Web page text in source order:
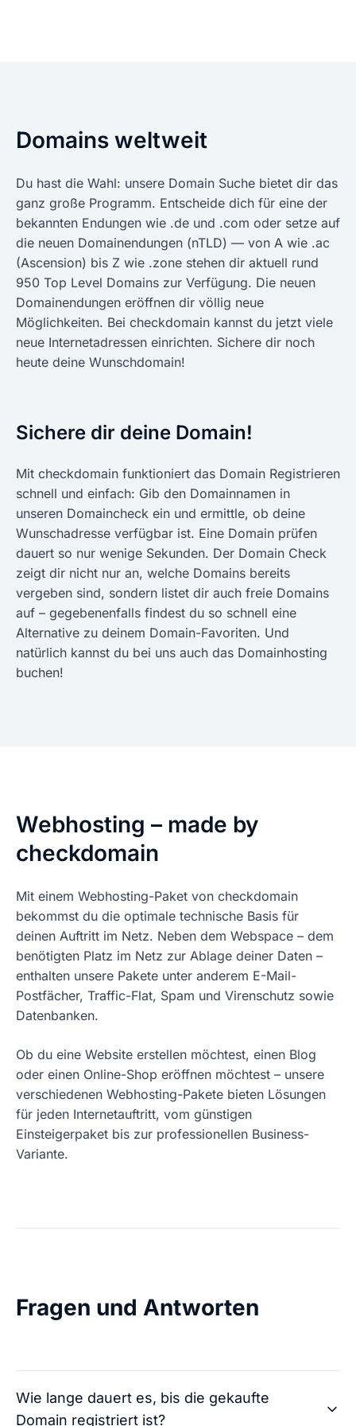
Domains weltweit
Du hast die Wahl: unsere Domain Suche bietet dir das
ganz große Programm. Entscheide dich für eine der
bekannten Endungen wie .de und .com oder setze auf
die neuen Domainendungen (nTLD) — von A wie .ac
(Ascension) bis Z wie .zone stehen dir aktuell rund
950 Top Level Domains zur Verfügung. Die neuen
Domainendungen eröffnen dir völlig neue
Möglichkeiten. Bei checkdomain kannst du jetzt viele
neue Internetadressen einrichten. Sichere dir noch
heute deine Wunschdomain!
Sichere dir deine Domain!
Mit checkdomain funktioniert das Domain Registrieren
schnell und einfach: Gib den Domainnamen in
unseren Domaincheck ein und ermittle, ob deine
Wunschadresse verfügbar ist. Eine Domain prüfen
dauert so nur wenige Sekunden. Der Domain Check
zeigt dir nicht nur an, welche Domains bereits
vergeben sind, sondern listet dir auch freie Domains
auf – gegebenenfalls findest du so schnell eine
Alternative zu deinem Domain-Favoriten. Und
natürlich kannst du bei uns auch das Domainhosting
buchen!
Webhosting – made by
checkdomain
Mit einem Webhosting-Paket von checkdomain
bekommst du die optimale technische Basis für
deinen Auftritt im Netz. Neben dem Webspace – dem
benötigten Platz im Netz zur Ablage deiner Daten –
enthalten unsere Pakete unter anderem E-Mail-
Postfächer, Traffic-Flat, Spam und Virenschutz sowie
Datenbanken.
Ob du eine Website erstellen möchtest, einen Blog
oder einen Online-Shop eröffnen möchtest – unsere
verschiedenen Webhosting-Pakete bieten Lösungen
für jeden Internetauftritt, vom günstigen
Einsteigerpaket bis zur professionellen Business-
Variante.
Fragen und Antworten
Wie lange dauert es, bis die gekaufte
Domain registriert ist?